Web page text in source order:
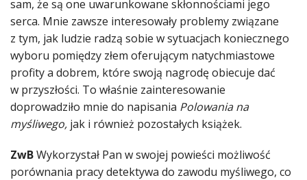
sam, że są one uwarunkowane skłonnościami jego
serca. Mnie zawsze interesowały problemy związane
z tym, jak ludzie radzą sobie w sytuacjach koniecznego
wyboru pomiędzy złem oferującym natychmiastowe
profity a dobrem, które swoją nagrodę obiecuje dać
w przyszłości. To właśnie zainteresowanie
doprowadziło mnie do napisania Polowania na
myśliwego, jak i również pozostałych książek.
ZwBWykorzystał Pan w swojej powieści możliwość
porównania pracy detektywa do zawodu myśliwego, co